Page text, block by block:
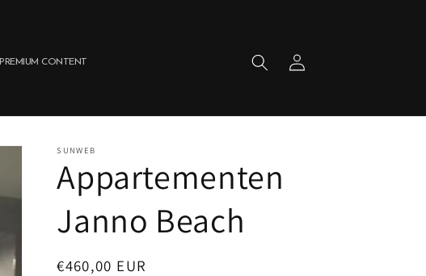
PREMIUM CONTENT Inloggen
SUNWEB
Appartementen
Janno Beach
Normale
€460,00 EUR